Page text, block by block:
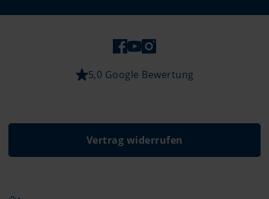
5,0 Google Bewertung
Vertrag widerrufen